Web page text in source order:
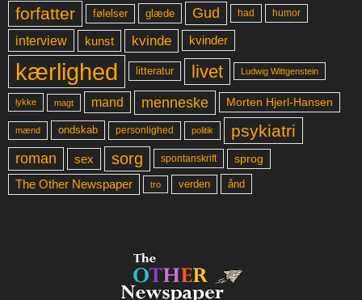
forfatter
følelser glæde Gud had humor
interview kunst kvinde kvinder
kærlighed litteratur livet Ludwig Wittgenstein
lykke magt mand menneske Morten Hjerl-Hansen
mænd ondskab personlighed politik psykiatri
roman sex sorg spontanskrift sprog
The Other Newspaper tro verden ånd